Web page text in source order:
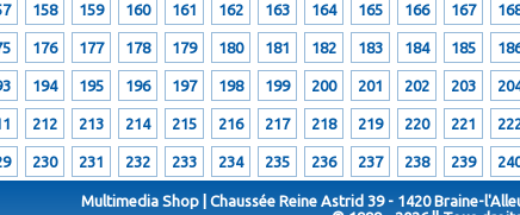
158 159 160 161 162 163 164 165 166 167
176 177 178 179 180 181 182 183 184 185
194 195 196 197 198 199 200 201 202 203
212 213 214 215 216 217 218 219 220 221
230 231 232 233 234 235 236 237 238 239
Multimedia Shop | Chaussée Reine Astrid 39 - 1420 Braine-